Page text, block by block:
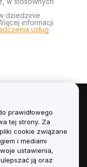
dziedzinie
informacji
usług
prawidłowego
tej strony. Za
cookie związane
i mediami
ustawienia,
ją oraz